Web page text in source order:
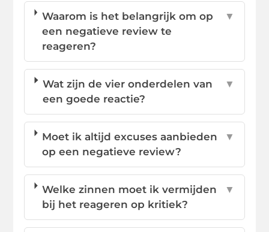
Waarom is het belangrijk om op
een negatieve review te
reageren?
▼
Wat zijn de vier onderdelen van
een goede reactie?
▼
Moet ik altijd excuses aanbieden
op een negatieve review?
▼
Welke zinnen moet ik vermijden
bij het reageren op kritiek?
▼